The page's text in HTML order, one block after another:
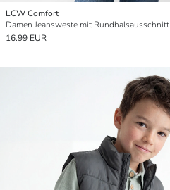
LCW Comfort
Damen Jeansweste mit Rundhalsausschnitt
16.99 EUR